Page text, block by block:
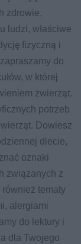
zdrowie,
ludzi, właściwe
fizyczną i
do
w której
zwierząt.
potrzeb
Dowiesz
diecie,
oznaki
związanych z
tematy
alergiami
do lektury i
dla Twojego